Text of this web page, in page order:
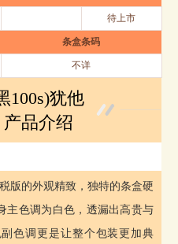
待上市
条盒条码
不详
100s)犹他
品介绍
版的外观精致，独特的条盒硬
主色调为白色，透漏出高贵与
色调更是让整个包装更加典